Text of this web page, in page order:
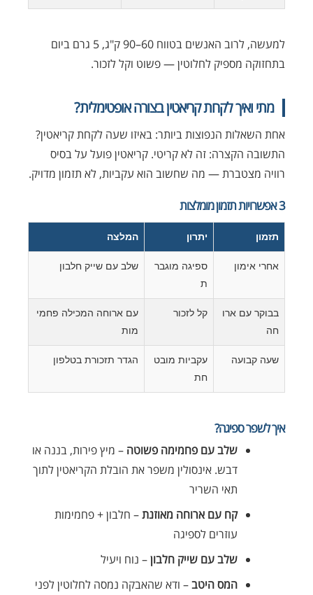
למעשה, לרוב האנשים בטווח 60–90 ק"ג, 5 גרם ביום
בתחזוקה מספיק לחלוטין — פשוט וקל לזכור.
מתי ואיך לקחת קריאטין בצורה אופטימלית?
אחת השאלות הנפוצות ביותר: באיזו שעה לקחת קריאטין?
התשובה הקצרה: זה לא קריטי. קריאטין פועל על בסיס
רוויה מצטברת — מה שחשוב הוא עקביות, לא תזמון מדויק.
3 אפשרויות תזמון מומלצות
תזמון יתרון המלצה
אחרי אימון
ספיגה מוגבר
ת
שלב עם שייק חלבון
בבוקר עם ארו
חה
קל לזכור
עם ארוחה המכילה פחמי
מות
שעה קבועה
עקביות מובט
חת
הגדר תזכורת בטלפון
איך לשפר ספיגה?
שלב עם פחמימה פשוטה – מיץ פירות, בננה או
דבש. אינסולין משפר את הובלת הקריאטין לתוך
תאי השריר
קח עם ארוחה מאוזנת– חלבון + פחמימות
עוזרים לספיגה
שלב עם שייק חלבון– נוח ויעיל
המס היטב– ודא שהאבקה נמסה לחלוטין לפני